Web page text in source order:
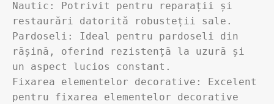
Nautic: Potrivit pentru reparații și
restaurări datorită robusteții sale.
Pardoseli: Ideal pentru pardoseli din
rășină, oferind rezistență la uzură și
un aspect lucios constant.
Fixarea elementelor decorative: Excelent
pentru fixarea elementelor decorative